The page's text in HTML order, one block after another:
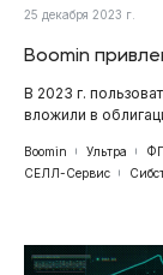
25 декабря 2023 г.
Boomin
В 2023 г.
вложили в
Boomin Ультра
СЕЛЛ-Сервис